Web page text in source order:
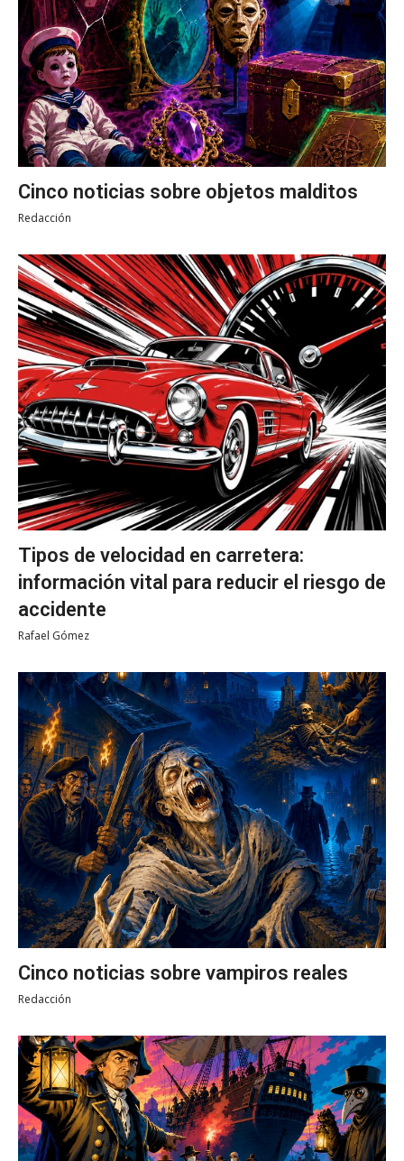
Cinco noticias sobre objetos malditos
Redacción
Tipos de velocidad en carretera:
información vital para reducir el riesgo de
accidente
Rafael Gómez
Cinco noticias sobre vampiros reales
Redacción